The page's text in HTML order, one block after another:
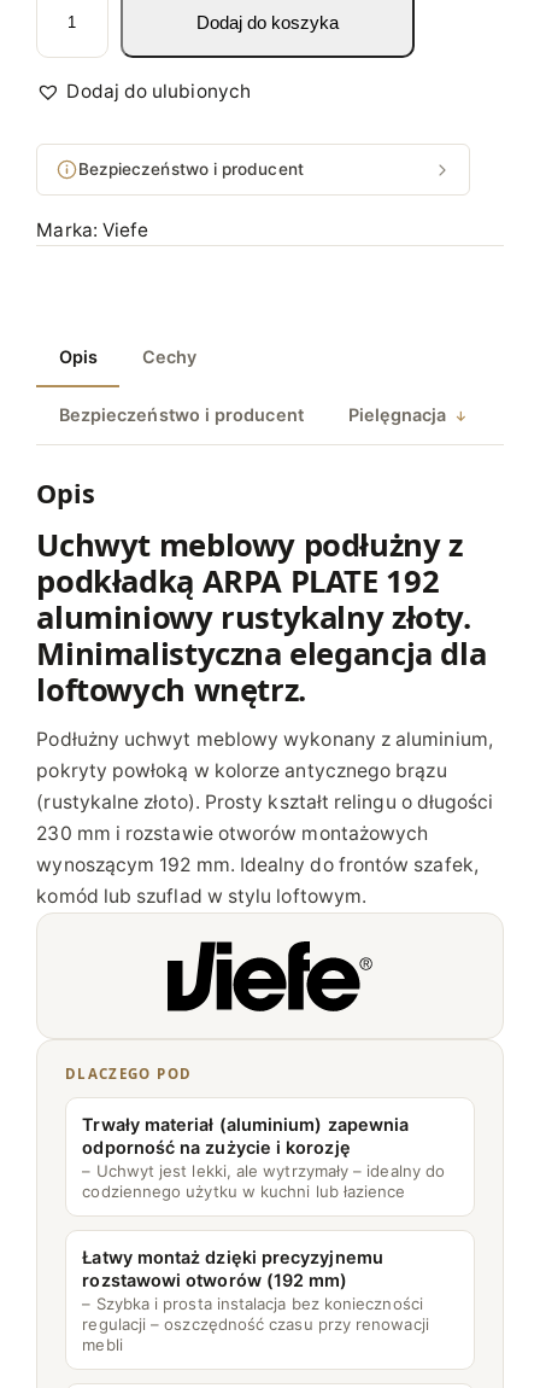
o
ś
U
W
B
O
W
P
O
D
Ł
U
Ż
Z
P
O
D
K
K
Ą
Dodaj do koszyka
Dodaj do ulubionych
Bezpieczeństwo i producent
Marka: Viefe
Opis Cechy
Bezpieczeństwo i producent Pielęgnacja
Opis
Uchwyt meblowy podłużny z
podkładką ARPA PLATE 192
aluminiowy rustykalny złoty.
Minimalistyczna elegancja dla
loftowych wnętrz.
Podłużny uchwyt meblowy wykonany z aluminium,
pokryty powłoką w kolorze antycznego brązu
(rustykalne złoto). Prosty kształt relingu o długości
230 mm i rozstawie otworów montażowych
wynoszącym 192 mm. Idealny do frontów szafek,
komód lub szuflad w stylu loftowym.
DLACZEGO POD
Trwały materiał (aluminium) zapewnia
odporność na zużycie i korozję
– Uchwyt jest lekki, ale wytrzymały – idealny do
codziennego użytku w kuchni lub łazience
Łatwy montaż dzięki precyzyjnemu
rozstawowi otworów (192 mm)
– Szybka i prosta instalacja bez konieczności
regulacji – oszczędność czasu przy renowacji
mebli